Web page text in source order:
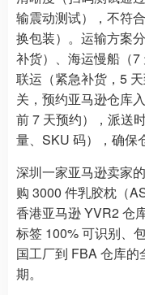
输震动测试），不符
换包装）。运输方案
补货）、海运慢船（
联运（紧急补货，5
关，预约亚马逊仓库
前 7 天预约），派送
量、SKU 码），确保
深圳一家亚马逊卖家
购 3000 件乳胶枕（
香港亚马逊 YVR2 仓
标签 100% 可识别、
国工厂到 FBA 仓库
期。